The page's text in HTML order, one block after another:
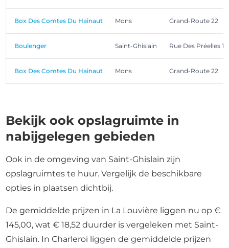
Box Des Comtes Du Hainaut Mons Grand-Route 22
Boulenger Saint-Ghislain Rue Des Préelles 16
Box Des Comtes Du Hainaut Mons Grand-Route 22
Bekijk ook opslagruimte in
nabijgelegen gebieden
Ook in de omgeving van Saint-Ghislain zijn
opslagruimtes te huur. Vergelijk de beschikbare
opties in plaatsen dichtbij.
De gemiddelde prijzen in La Louvière liggen nu op €
145,00, wat € 18,52 duurder is vergeleken met Saint-
Ghislain. In Charleroi liggen de gemiddelde prijzen